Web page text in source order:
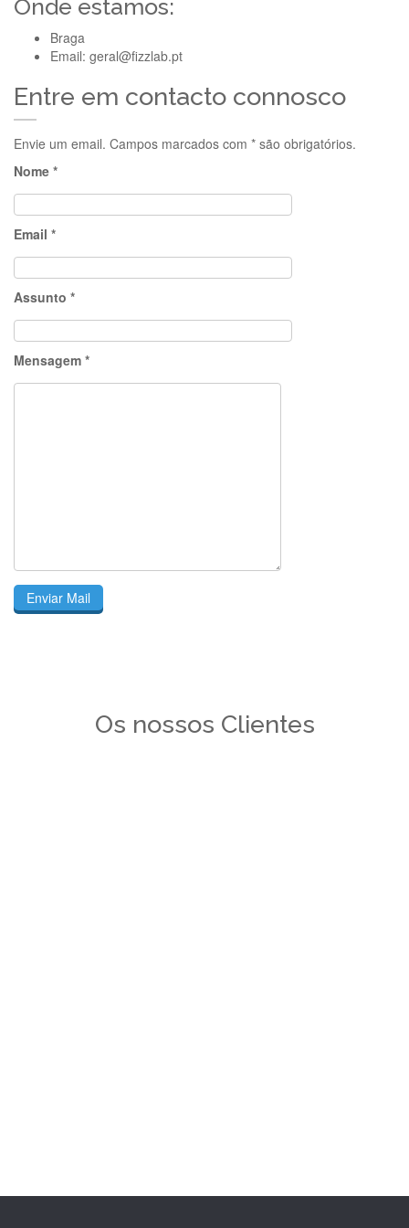
Onde estamos:
Braga
Email: geral@fizzlab.pt
Entre em contacto connosco
Envie um email. Campos marcados com * são obrigatórios.
Nome *
Email *
Assunto *
Mensagem *
Os nossos Clientes